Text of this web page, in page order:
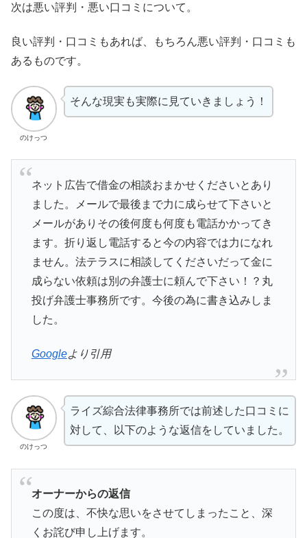
次は悪い評判・悪い口コミについて。
良い評判・口コミもあれば、もちろん悪い評判・口コミも
あるものです。
のけっつ
そんな現実も実際に見ていきましょう！
ネット広告で借金の相談おまかせくださいとあり
ました。メールで最後まで力に成らせて下さいと
メールがありその後何度も何度も電話かかってき
ます。折り返し電話すると今の内容では力になれ
ません。法テラスに相談してくださいだって金に
成らない依頼は別の弁護士に頼んで下さい！？丸
投げ弁護士事務所です。今後の為に書き込みしま
した。
Googleより引用
のけっつ
ライズ綜合法律事務所では前述した口コミに
対して、以下のような返信をしていました。
オーナーからの返信
この度は、不快な思いをさせてしまったこと、深
くお詫び申し上げます。